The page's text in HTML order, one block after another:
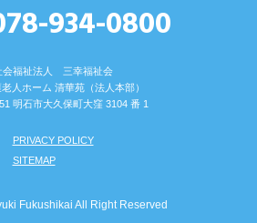
934-0800
会福祉法人 三幸福祉会
⼈ホーム 清華苑（法⼈本部）
明⽯市⼤久保町⼤窪 3104 番 1
PRIVACY POLICY
SITEMAP
Fukushikai All Right Reserved